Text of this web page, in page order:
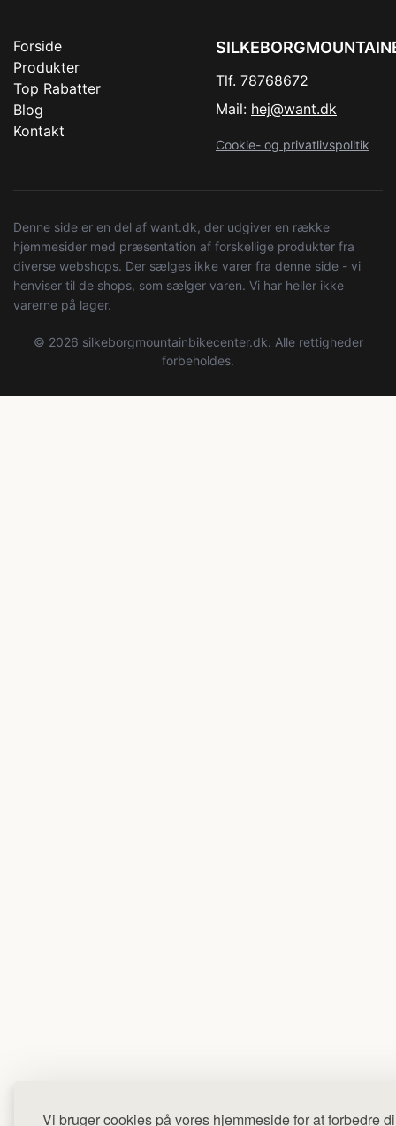
Vi bruger cookies på vores hjemmeside for at forbedre
Forside
Produkter
Top Rabatter
Blog
Kontakt
Tlf. 78768672
Mail: hej@want.dk
Cookie- og privatlivspolitik
Denne side er en del af want.dk, der udgiver en række
hjemmesider med præsentation af forskellige produkter fra
diverse webshops. Der sælges ikke varer fra denne side - vi
henviser til de shops, som sælger varen. Vi har heller ikke
varerne på lager.
© 2026 silkeborgmountainbikecenter.dk. Alle rettigheder
forbeholdes.